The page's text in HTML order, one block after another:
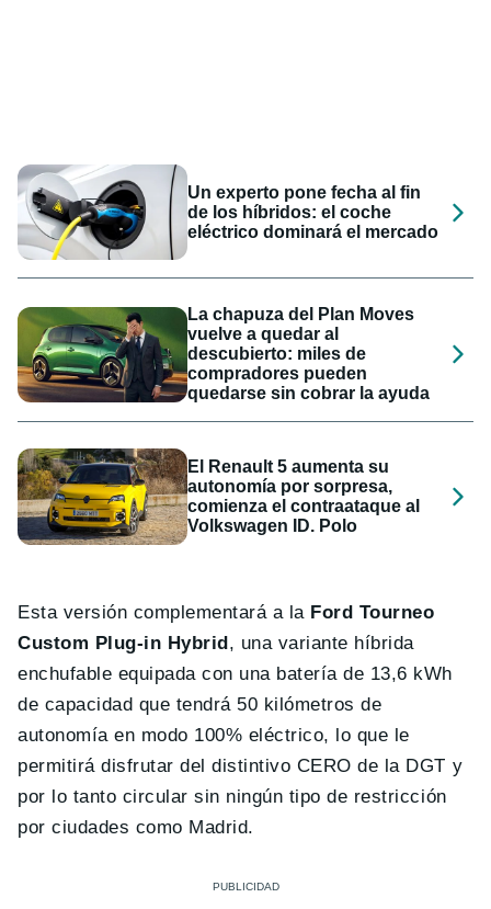
Un experto pone fecha al fin
de los híbridos: el coche
eléctrico dominará el mercado
La chapuza del Plan Moves
vuelve a quedar al
descubierto: miles de
compradores pueden
quedarse sin cobrar la ayuda
El Renault 5 aumenta su
autonomía por sorpresa,
comienza el contraataque al
Volkswagen ID. Polo
Esta versión complementará a la Ford Tourneo
Custom Plug-in Hybrid, una variante híbrida
enchufable equipada con una batería de 13,6 kWh
de capacidad que tendrá 50 kilómetros de
autonomía en modo 100% eléctrico, lo que le
permitirá disfrutar del distintivo CERO de la DGT y
por lo tanto circular sin ningún tipo de restricción
por ciudades como Madrid.